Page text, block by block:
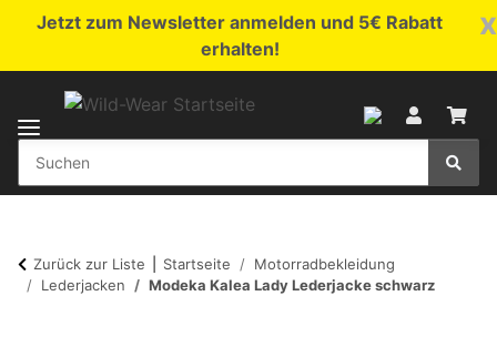
x
Jetzt zum Newsletter anmelden und 5€ Rabatt
erhalten!
Zurück zur Liste Startseite
Motorradbekleidung
Lederjacken
Modeka Kalea Lady Lederjacke schwarz